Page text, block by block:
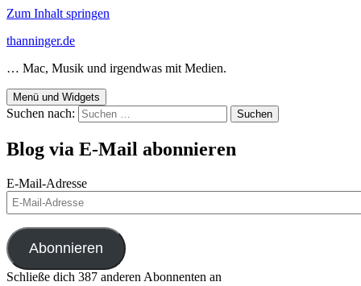
Zum Inhalt springen
thanninger.de
… Mac, Musik und irgendwas mit Medien.
Menü und Widgets
Suchen nach:
Blog via E-Mail abonnieren
E-Mail-Adresse
Abonnieren
Schließe dich 387 anderen Abonnenten an